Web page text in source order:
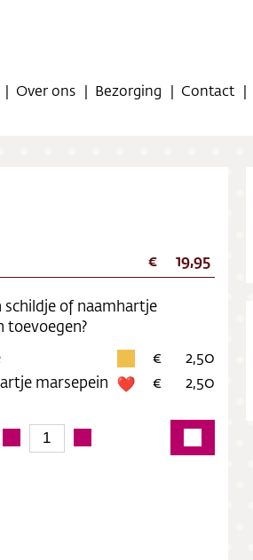
Over ons Bezorging Contact
19,95
schildje of naamhartje
toevoegen?
2,50
marsepein
2,50